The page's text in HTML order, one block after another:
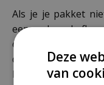
Als je je pakket
een verkeerd
extra kosten in
daarom altijd
bestelling plaatst.
Deze
van